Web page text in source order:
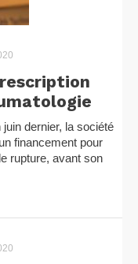
dernier, la société
financement pour
rupture, avant son